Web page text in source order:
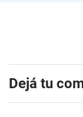
Dejá tu